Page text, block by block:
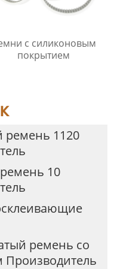
с силиконовым
покрытием
ремень 1120
10
ремень со
Производитель